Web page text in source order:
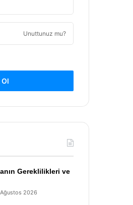
Unuttunuz mu?
Ol
Gereklilikleri ve
2026